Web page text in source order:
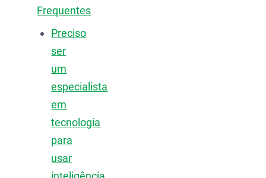
Frequentes
Preciso
ser
um
especialista
em
tecnologia
para
usar